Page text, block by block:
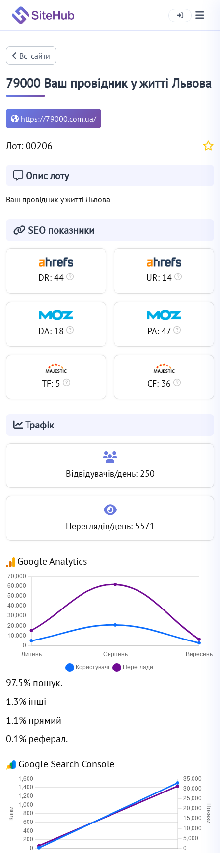
Всі сайти
79000 Ваш провідник у житті Львова
https://79000.com.ua/
Лот: 00206
Опис лоту
Ваш провідник у житті Львова
SEO показники
DR: 44 UR: 14
DA: 18 PA: 47
TF: 5 CF: 36
Трафік
Відвідувачів/день: 250
Переглядів/день: 5571
Google Analytics
97.5% пошук.
1.3% інші
1.1% прямий
0.1% реферал.
Google Search Console